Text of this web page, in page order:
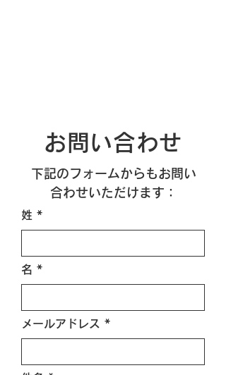
お問い合わせ
​下記のフォームからもお問い
合わせいただけます：
姓
名
メールアドレス